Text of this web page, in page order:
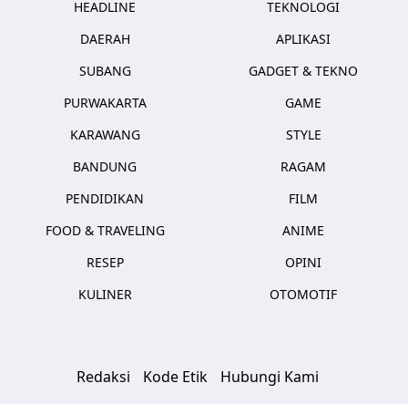
HEADLINE
DAERAH
SUBANG
PURWAKARTA
KARAWANG
BANDUNG
PENDIDIKAN
FOOD & TRAVELING
RESEP
KULINER
TEKNOLOGI
APLIKASI
GADGET & TEKNO
GAME
STYLE
RAGAM
FILM
ANIME
OPINI
OTOMOTIF
Redaksi Kode Etik
Hubungi Kami